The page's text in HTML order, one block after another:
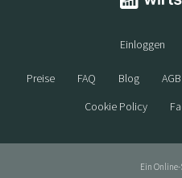
Einloggen
Preise FAQ Blog AGB
Cookie Policy
Ein